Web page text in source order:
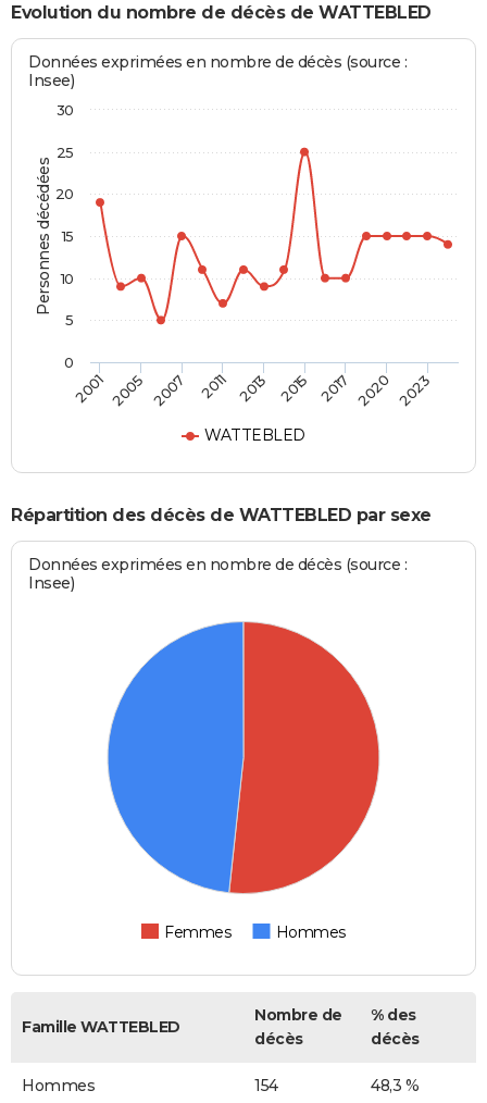
Evolution du nombre de décès de WATTEBLED
Personnes décédées
Données exprimées en nombre de décès (source :
Insee)
WATTEBLED
2001 2005 2007 2011 2013 2015 2017 2020 2023
0
5
10
15
20
25
30
Répartition des décès de WATTEBLED par sexe
Données exprimées en nombre de décès (source :
Insee)
Femmes Hommes
Famille WATTEBLED
Nombre de
décès
% des
décès
Hommes 154 48,3 %